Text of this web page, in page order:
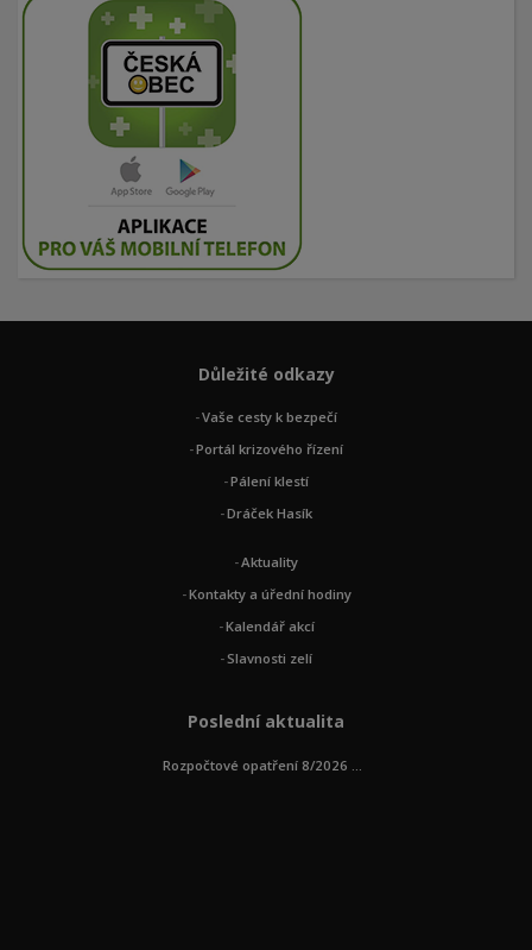
Důležité odkazy
Vaše cesty k bezpečí
Portál krizového řízení
Pálení klestí
Dráček Hasík
Aktuality
Kontakty a úřední hodiny
Kalendář akcí
Slavnosti zelí
Poslední aktualita
Rozpočtové opatření 8/2026 ...